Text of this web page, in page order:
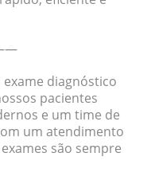
exame diagnóstico
pacientes
e um time de
um atendimento
são sempre